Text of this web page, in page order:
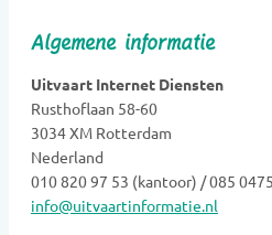
Glasobjecten
Goede doelen
Grafkunst
Grafmonumenten
Groene uitvaart
Hospice
Algemene informatie
Uitvaart Internet Diensten
Rusthoflaan 58-60
3034 XM Rotterdam
Nederland
010 820 97 53 (kantoor) / 085
info@uitvaartinformatie.nl